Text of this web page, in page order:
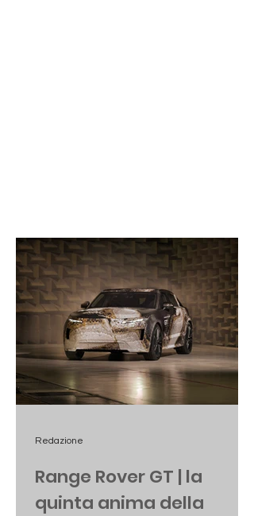
Range Rover GT | la
quinta anima della
Redazione